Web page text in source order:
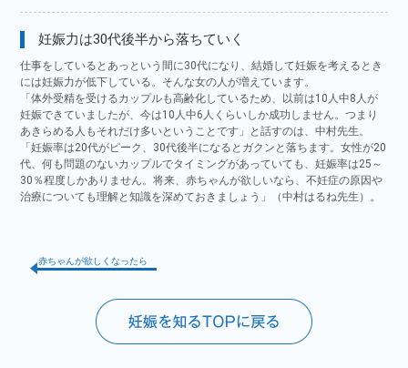
妊娠力は30代後半から落ちていく
仕事をしているとあっという間に30代になり、結婚して妊娠を考えるとき
には妊娠力が低下している。そんな女の人が増えています。
「体外受精を受けるカップルも高齢化しているため、以前は10人中8人が
妊娠できていましたが、今は10人中6人くらいしか成功しません。つまり
あきらめる人もそれだけ多いということです」と話すのは、中村先生。
「妊娠率は20代がピーク、30代後半になるとガクンと落ちます。女性が20
代、何も問題のないカップルでタイミングがあっていても、妊娠率は25～
30％程度しかありません。将来、赤ちゃんが欲しいなら、不妊症の原因や
治療についても理解と知識を深めておきましょう」（中村はるね先生）。
赤ちゃんが欲しくなったら